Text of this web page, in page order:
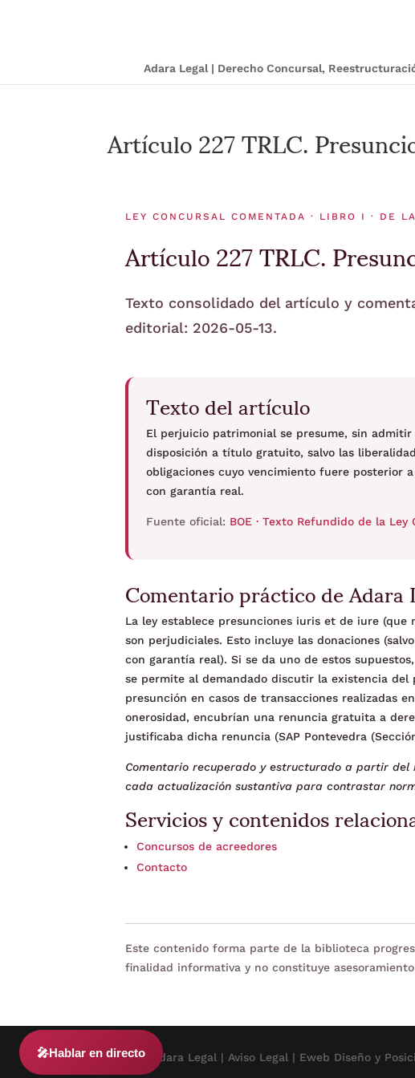
Adara Legal | Derecho Concursal,
Artículo 227 TRLC.
LEY CONCURSAL COMENTADA · LIBRO I · DE
Artículo 227 TRLC.
Texto consolidado del artículo y
editorial: 2026-05-13.
Texto del artículo
El perjuicio patrimonial se presume, sin
disposición a título gratuito, salvo las
obligaciones cuyo vencimiento fuere posterior
con garantía real.
Fuente oficial: BOE · Texto Refundido de la Ley
Comentario práctico de Adara
La ley establece presunciones iuris et de iure
son perjudiciales. Esto incluye las donaciones
con garantía real). Si se da uno de estos
se permite al demandado discutir la existencia
presunción en casos de transacciones realizadas
onerosidad, encubrían una renuncia gratuita a
justificaba dicha renuncia (SAP Pontevedra (Sección
Comentario recuperado y estructurado a partir
cada actualización sustantiva para contrastar
Servicios y contenidos
Concursos de acreedores
Contacto
Este contenido forma parte de la biblioteca
finalidad informativa y no constituye
© 2024 Adara Legal | Aviso Legal | Eweb Diseño y
🎤Hablar en directo